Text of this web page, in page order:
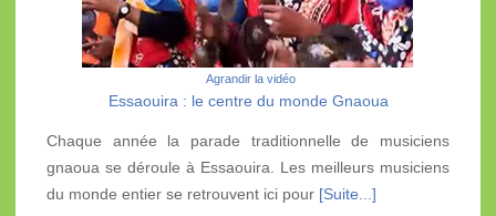
Agrandir la vidéo
Essaouira : le centre du monde Gnaoua
Chaque année la parade traditionnelle de musiciens
gnaoua se déroule à Essaouira. Les meilleurs musiciens
du monde entier se retrouvent ici pour [Suite...]